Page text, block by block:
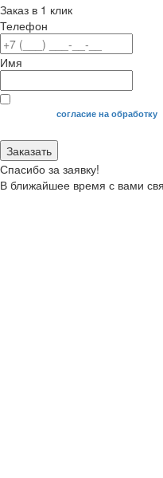
Заказ в 1 клик
Телефон
Имя
Я даю своесогласие на обработку
Заказать
Спасибо за заявку!
В ближайшее время с вами